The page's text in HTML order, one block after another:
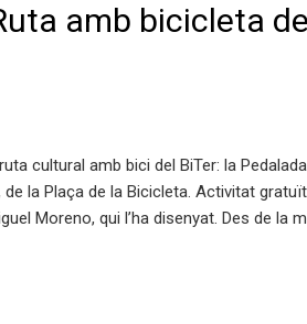
amb bicicleta
cultural amb bici del BiTer: la
la Plaça de la Bicicleta. Activitat
Moreno, qui l’ha disenyat. Des de